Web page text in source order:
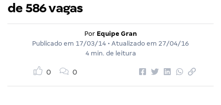
de 586 vagas
Por Equipe Gran
Publicado em 17/03/14 • Atualizado em 27/04/16
4 min. de leitura
0 0